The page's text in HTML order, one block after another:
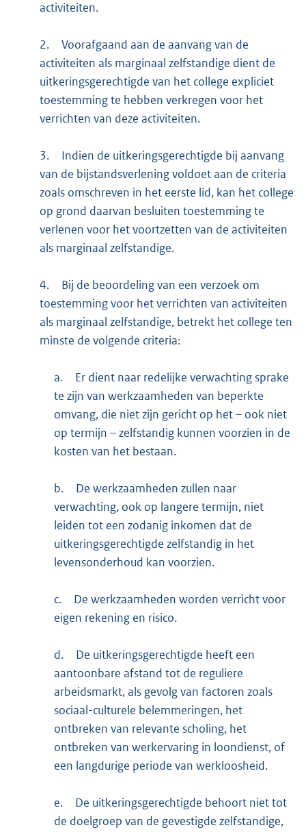
activiteiten.
2.
Voorafgaand aan de aanvang van de
activiteiten als marginaal zelfstandige dient de
uitkeringsgerechtigde van het college expliciet
toestemming te hebben verkregen voor het
verrichten van deze activiteiten.
3.
Indien de uitkeringsgerechtigde bij aanvang
van de bijstandsverlening voldoet aan de criteria
zoals omschreven in het eerste lid, kan het college
op grond daarvan besluiten toestemming te
verlenen voor het voortzetten van de activiteiten
als marginaal zelfstandige.
4.
Bij de beoordeling van een verzoek om
toestemming voor het verrichten van activiteiten
als marginaal zelfstandige, betrekt het college ten
minste de volgende criteria:
a.
Er dient naar redelijke verwachting sprake
te zijn van werkzaamheden van beperkte
omvang, die niet zijn gericht op het – ook niet
op termijn – zelfstandig kunnen voorzien in de
kosten van het bestaan.
b.
De werkzaamheden zullen naar
verwachting, ook op langere termijn, niet
leiden tot een zodanig inkomen dat de
uitkeringsgerechtigde zelfstandig in het
levensonderhoud kan voorzien.
c.
De werkzaamheden worden verricht voor
eigen rekening en risico.
d.
De uitkeringsgerechtigde heeft een
aantoonbare afstand tot de reguliere
arbeidsmarkt, als gevolg van factoren zoals
sociaal-culturele belemmeringen, het
ontbreken van relevante scholing, het
ontbreken van werkervaring in loondienst, of
een langdurige periode van werkloosheid.
e.
De uitkeringsgerechtigde behoort niet tot
de doelgroep van de gevestigde zelfstandige,